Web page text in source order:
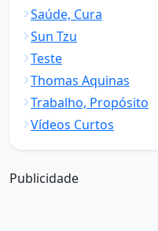
Saúde, Cura
Sun Tzu
Teste
Thomas Aquinas
Trabalho, Propósito
Vídeos Curtos
Publicidade